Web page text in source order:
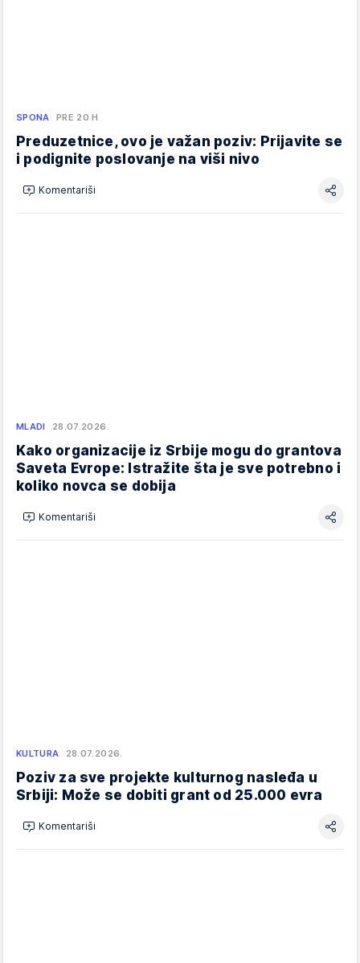
SPONA PRE 20 H
Preduzetnice, ovo je važan poziv: Prijavite se
i podignite poslovanje na viši nivo
Komentariši
MLADI 28.07.2026.
Kako organizacije iz Srbije mogu do grantova
Saveta Evrope: Istražite šta je sve potrebno i
koliko novca se dobija
Komentariši
KULTURA 28.07.2026.
Poziv za sve projekte kulturnog nasleđa u
Srbiji: Može se dobiti grant od 25.000 evra
Komentariši